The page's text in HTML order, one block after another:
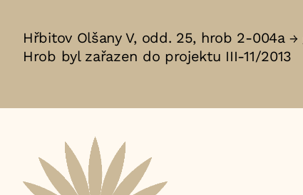
Hřbitov Olšany V, odd. 25, hrob 2-004a→
Hrob byl zařazen do projektu III-11/2013